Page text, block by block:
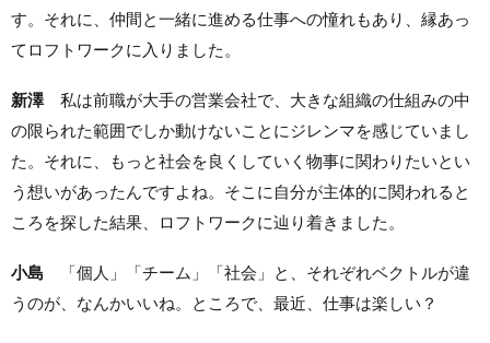
す。それに、仲間と一緒に進める仕事への憧れもあり、縁あっ
てロフトワークに入りました。
新澤私は前職が大手の営業会社で、大きな組織の仕組みの中
の限られた範囲でしか動けないことにジレンマを感じていまし
た。それに、もっと社会を良くしていく物事に関わりたいとい
う想いがあったんですよね。そこに自分が主体的に関われると
ころを探した結果、ロフトワークに辿り着きました。
小島 「個人」「チーム」「社会」と、それぞれベクトルが違
うのが、なんかいいね。ところで、最近、仕事は楽しい？